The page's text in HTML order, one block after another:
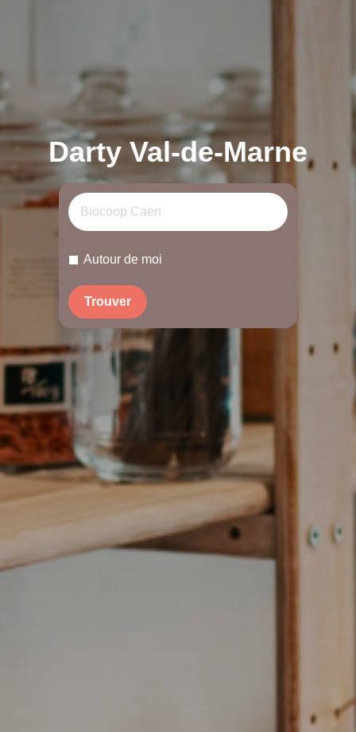
Darty Val-de-Marne
Autour de moi
Trouver